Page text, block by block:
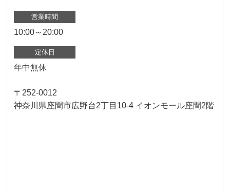
営業時間
10:00～20:00
定休日
年中無休
〒252-0012
神奈川県座間市広野台2丁目10-4 イオンモール座間2階